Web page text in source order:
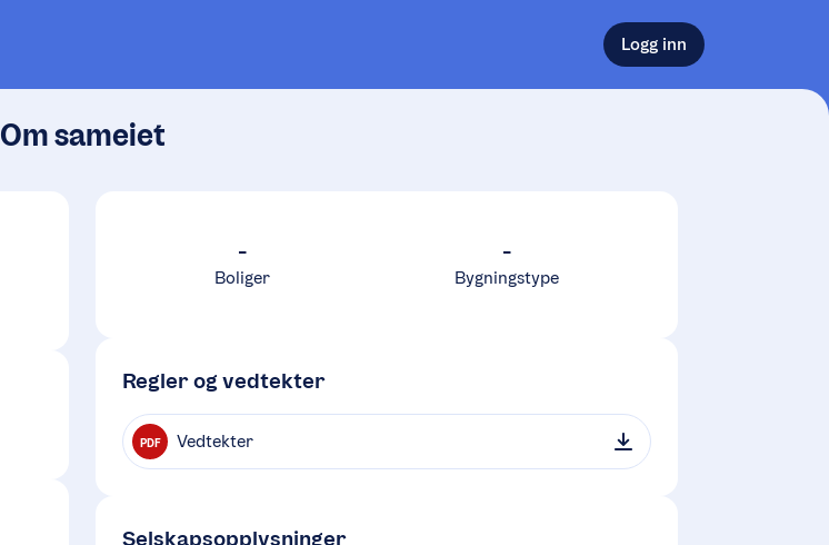
Logg inn
Om sameiet
-
Boliger
-
Bygningstype
Regler og vedtekter
PDF Vedtekter
Selskapsopplysninger